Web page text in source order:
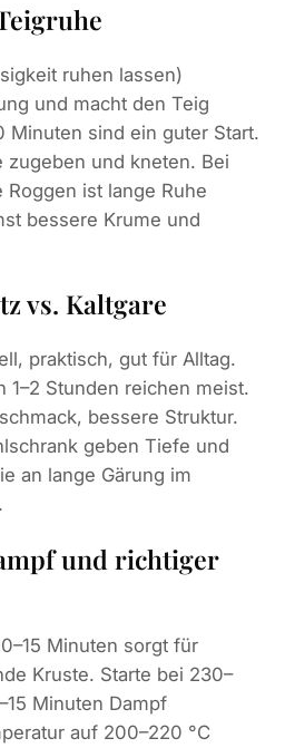
ruhen lassen)
und macht den Teig
Minuten sind ein guter Start.
zugeben und kneten. Bei
ist lange Ruhe
bessere Krume und
vs. Kaltgare
praktisch, gut für Alltag.
1–2 Stunden reichen meist.
bessere Struktur.
geben Tiefe und
an lange Gärung im
und richtiger
Minuten sorgt für
Kruste. Starte bei 230–
Minuten Dampf
auf 200–220 °C